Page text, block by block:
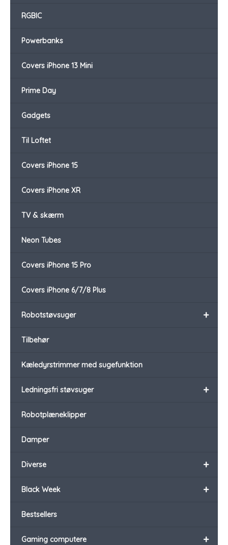
RGBIC
Powerbanks
Covers iPhone 13 Mini
Prime Day
Gadgets
Til Loftet
Covers iPhone 15
Covers iPhone XR
TV & skærm
Neon Tubes
Covers iPhone 15 Pro
Covers iPhone 6/7/8 Plus
+
Robotstøvsuger
Tilbehør
Kæledyrstrimmer med sugefunktion
+
Ledningsfri støvsuger
Robotplæneklipper
Damper
+
Diverse
+
Black Week
Bestsellers
+
Gaming computere